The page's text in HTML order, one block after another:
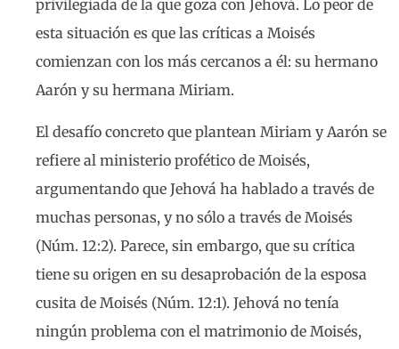
privilegiada de la que goza con Jehová. Lo peor de
esta situación es que las críticas a Moisés
comienzan con los más cercanos a él: su hermano
Aarón y su hermana Miriam.
El desafío concreto que plantean Miriam y Aarón se
refiere al ministerio profético de Moisés,
argumentando que Jehová ha hablado a través de
muchas personas, y no sólo a través de Moisés
(Núm. 12:2). Parece, sin embargo, que su crítica
tiene su origen en su desaprobación de la esposa
cusita de Moisés (Núm. 12:1). Jehová no tenía
ningún problema con el matrimonio de Moisés,